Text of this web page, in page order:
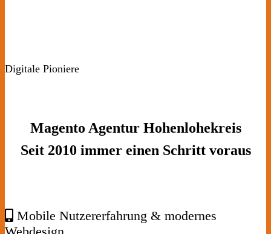
Digitale Pioniere
Magento Agentur Hohenlohekreis
Seit 2010 immer einen Schritt voraus
Mobile Nutzererfahrung & modernes